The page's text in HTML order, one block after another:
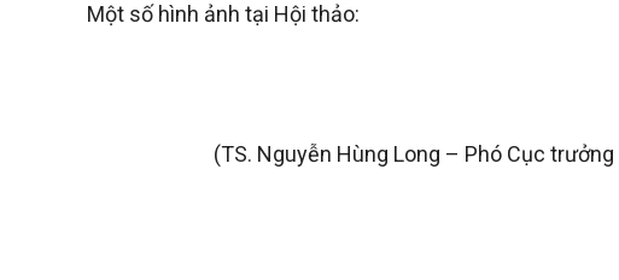
Một số hình ảnh tại Hội thảo:
(TS. Nguyễn Hùng Long – Phó Cục